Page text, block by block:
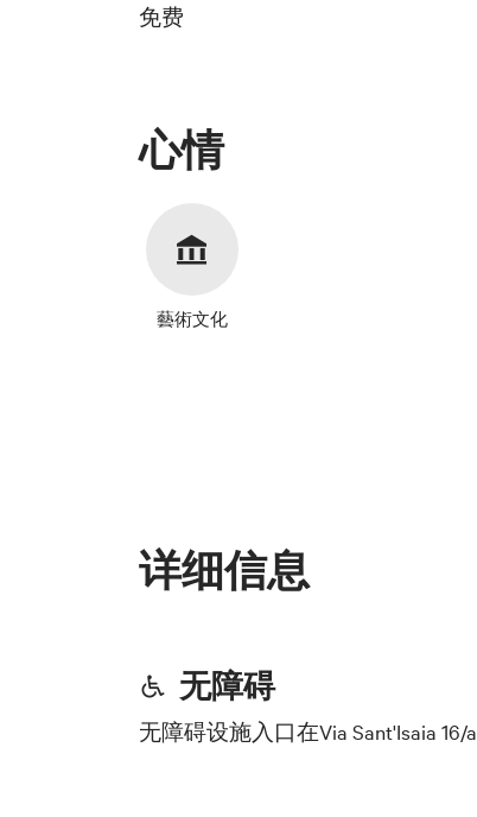
免费
心情
藝術文化
详细信息
无障碍
无障碍设施入口在Via Sant'Isaia 16/a